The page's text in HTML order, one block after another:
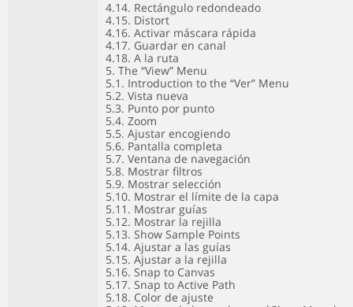
4.14. Rectángulo redondeado
4.15. Distort
4.16. Activar máscara rápida
4.17. Guardar en canal
4.18. A la ruta
5. The “View” Menu
5.1. Introduction to the “Ver” Menu
5.2. Vista nueva
5.3. Punto por punto
5.4. Zoom
5.5. Ajustar encogiendo
5.6. Pantalla completa
5.7. Ventana de navegación
5.8. Mostrar filtros
5.9. Mostrar selección
5.10. Mostrar el límite de la capa
5.11. Mostrar guías
5.12. Mostrar la rejilla
5.13. Show Sample Points
5.14. Ajustar a las guías
5.15. Ajustar a la rejilla
5.16. Snap to Canvas
5.17. Snap to Active Path
5.18. Color de ajuste